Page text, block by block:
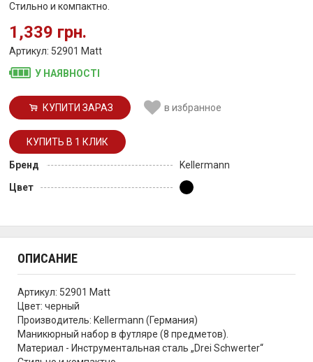
Стильно и компактно.
1,339 грн.
Артикул: 52901 Matt
У НАЯВНОСТІ
КУПИТИ ЗАРАЗ в избранное
Бренд
Kellermann
Цвет
ОПИСАНИЕ
Артикул: 52901 Matt
Цвет: черный
Производитель: Kellermann (Германия)
Маникюрный набор в футляре (8 предметов).
Материал - Инструментальная сталь „Drei Schwerter“